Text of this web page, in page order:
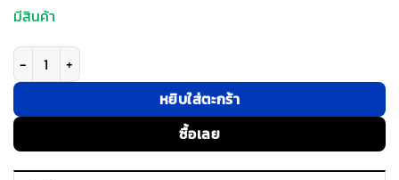
มีสินค้า
จำนวน UAG รุ่น Plasma XTE 360 (Magnetic) - เคส Galaxy S26 Ultra -
หยิบใส่ตะกร้า
ซื้อเลย